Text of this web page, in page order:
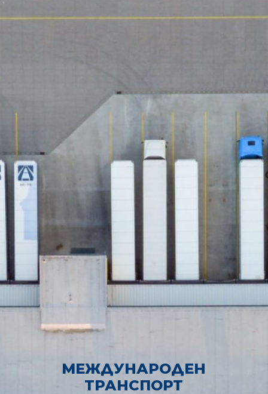
МЕЖДУНАРОДЕН
ТРАНСПОРТ